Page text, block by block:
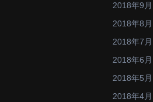
2018年9月
2018年8月
2018年7月
2018年6月
2018年5月
2018年4月